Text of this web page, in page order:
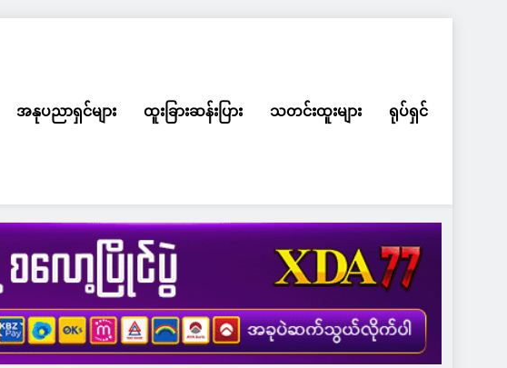
အနုပညာရှင်များ ထူးခြားဆန်းပြား သတင်းထူးများ ရုပ်ရှင်